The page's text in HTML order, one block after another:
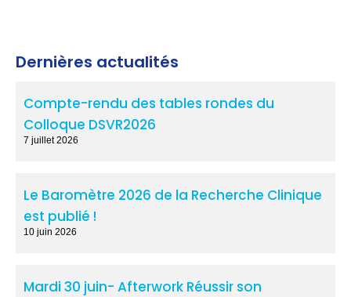
Dernières actualités
Compte-rendu des tables rondes du
Colloque DSVR2026
7 juillet 2026
Le Baromètre 2026 de la Recherche Clinique
est publié !
10 juin 2026
Mardi 30 juin- Afterwork Réussir son